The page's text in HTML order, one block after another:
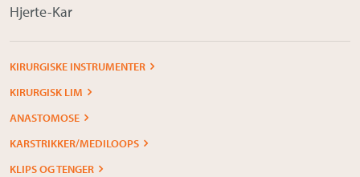
Hjerte-Kar
KIRURGISKE INSTRUMENTER
KIRURGISK LIM
ANASTOMOSE
KARSTRIKKER/MEDILOOPS
KLIPS OG TENGER